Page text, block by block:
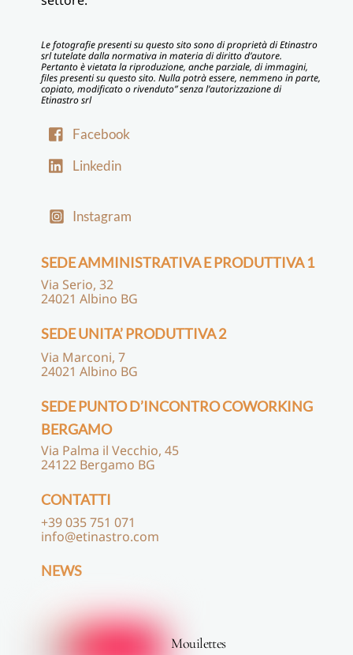
Le fotografie presenti su questo sito sono di proprietà di Etinastro
srl tutelate dalla normativa in materia di diritto d’autore.
Pertanto è vietata la riproduzione, anche parziale, di immagini,
files presenti su questo sito. Nulla potrà essere, nemmeno in parte,
copiato, modificato o rivenduto” senza l’autorizzazione di
Etinastro srl
Facebook
Linkedin
Instagram
SEDE AMMINISTRATIVA E PRODUTTIVA 1
Via Serio, 32
24021 Albino BG
SEDE UNITA’ PRODUTTIVA 2
Via Marconi, 7
24021 Albino BG
SEDE PUNTO D’INCONTRO COWORKING
BERGAMO
Via Palma il Vecchio, 45
24122 Bergamo BG
CONTATTI
+39 035 751 071
info@etinastro.com
NEWS
Mouilettes